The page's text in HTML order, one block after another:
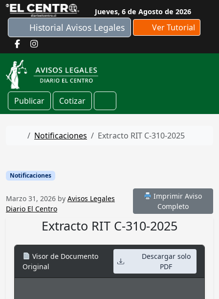
Skip to content
Jueves, 6 de Agosto de 2026
Historial Avisos Legales Ver Tutorial
Publicar Cotizar
Cart
Home
Notificaciones Extracto RIT C-310-2025
Notificaciones
Marzo 31, 2026 by Avisos Legales
Diario El Centro
Imprimir Aviso
Completo
Extracto RIT C-310-2025
Visor de Documento
Original
Descargar solo
PDF